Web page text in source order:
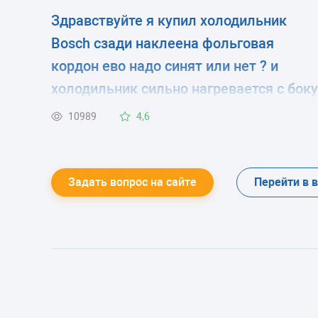
Здравствуйте я купил холодильник
Bosch сзади наклеена фольговая
кордон ево надо синят или нет ? и
холодильник сильно нагревается с боку
это так должна быт ?
10989 4,6
Задать вопрос на сайте Перейти в